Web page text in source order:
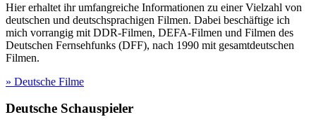
Hier erhaltet ihr umfangreiche Informationen zu einer Vielzahl von
deutschen und deutschsprachigen Filmen. Dabei beschäftige ich
mich vorrangig mit DDR-Filmen, DEFA-Filmen und Filmen des
Deutschen Fernsehfunks (DFF), nach 1990 mit gesamtdeutschen
Filmen.
» Deutsche Filme
Deutsche Schauspieler